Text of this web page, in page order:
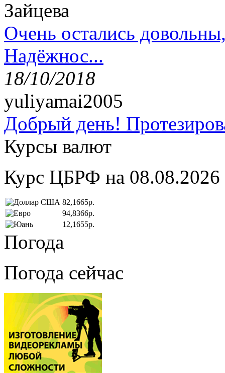
Зайцева
Очень остались
Надёжнос...
18/10/2018
yuliyamai2005
Добрый день!
Курсы валют
Курс ЦБРФ на 08.08.2026
82,1665р.
94,8366р.
12,1655р.
Погода
Погода сейчас